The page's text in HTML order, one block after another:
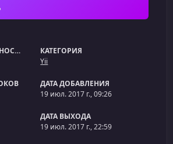
ПРОДОЛЖИТЕЛЬНОСТЬ
КАТЕГОРИЯ
Yii
ДАТА ДОБАВЛЕНИЯ
19 июл. 2017 г., 09:26
ДАТА ВЫХОДА
19 июл. 2017 г., 22:59